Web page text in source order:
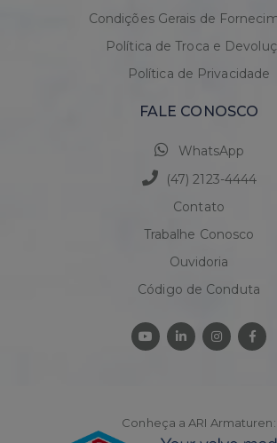
Condições Gerais de
Política de Troca e
Política de Privacidade
FALE CONOSCO
WhatsApp
(47) 2123-4444
Contato
Trabalhe Conosco
Ouvidoria
Código de Conduta
Conheça a ARI Armaturen: